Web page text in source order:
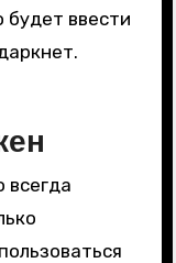
будет ввести
всегда